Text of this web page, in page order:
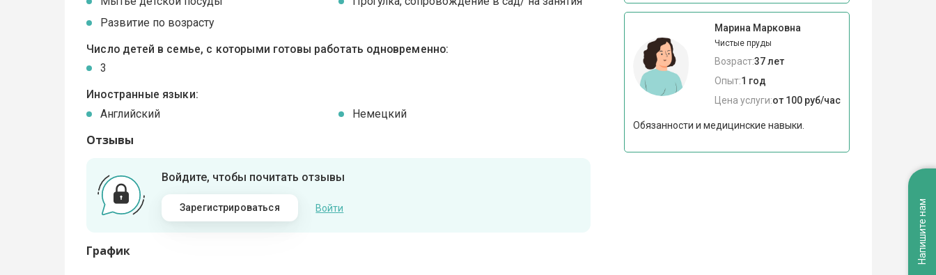
Развитие по возрасту
Число детей в семье, с которыми готовы работать одновременно:
3
Иностранные языки:
Английский
Немецкий
Отзывы
Войдите, чтобы почитать отзывы
Зарегистрироваться Войти
График
Марина Марковна
Чистые пруды
Возраст:37 лет
Опыт:1 год
Цена услуги:от 100 руб/час
Обязанности и медицинские навыки.
Напишите нам